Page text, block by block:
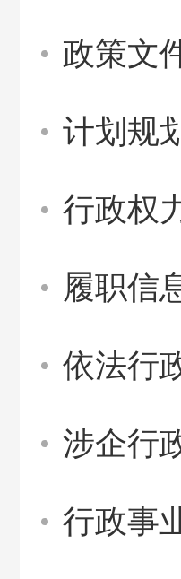
政策文
计划规
行政权
履职信
依法行
涉企行
行政事